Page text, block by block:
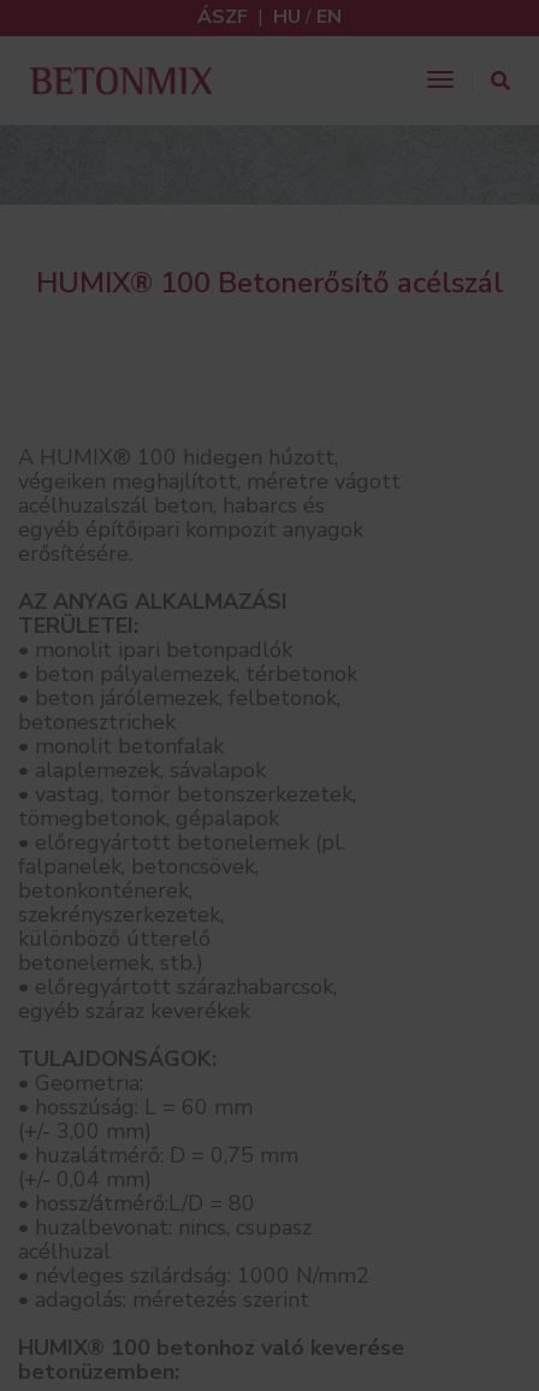
ÁSZF | HU / EN
Toggle
HUMIX® 100 Betonerősítő acélszál
A HUMIX® 100 hidegen húzott,
végeiken meghajlított, méretre vágott
acélhuzalszál beton, habarcs és
egyéb építőipari kompozit anyagok
erősítésére.
AZ ANYAG ALKALMAZÁSI
TERÜLETEI:
• monolit ipari betonpadlók
• beton pályalemezek, térbetonok
• beton járólemezek, felbetonok,
betonesztrichek
• monolit betonfalak
• alaplemezek, sávalapok
• vastag, tömör betonszerkezetek,
tömegbetonok, gépalapok
• előregyártott betonelemek (pl.
falpanelek, betoncsövek,
betonkonténerek,
szekrényszerkezetek,
különböző útterelő
betonelemek, stb.)
• előregyártott szárazhabarcsok,
egyéb száraz keverékek
TULAJDONSÁGOK:
• Geometria:
• hosszúság: L = 60 mm
(+/- 3,00 mm)
• huzalátmérő: D = 0,75 mm
(+/- 0,04 mm)
• hossz/átmérő:L/D = 80
• huzalbevonat: nincs, csupasz
acélhuzal
• névleges szilárdság: 1000 N/mm2
• adagolás: méretezés szerint
HUMIX® 100 betonhoz való keverése
betonüzemben: